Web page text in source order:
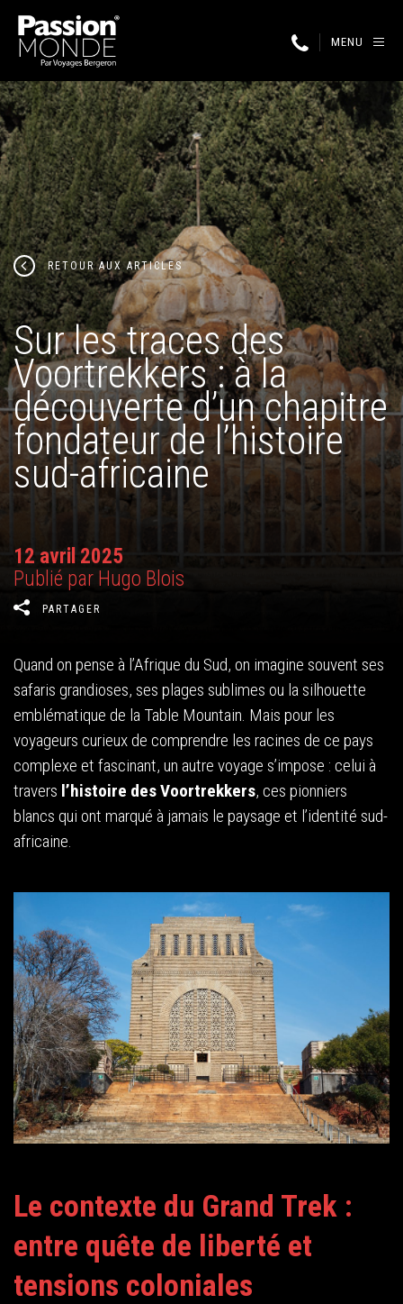
MENU
RETOUR AUX ARTICLES
Sur les traces des
Voortrekkers : à la
découverte d’un chapitre
fondateur de l’histoire
sud-africaine
12 avril 2025
Publié par Hugo Blois
PARTAGER
Quand on pense à l’Afrique du Sud, on imagine souvent ses
safaris grandioses, ses plages sublimes ou la silhouette
emblématique de la Table Mountain. Mais pour les
voyageurs curieux de comprendre les racines de ce pays
complexe et fascinant, un autre voyage s’impose : celui à
travers l’histoire des Voortrekkers, ces pionniers
blancs qui ont marqué à jamais le paysage et l’identité sud-
africaine.
Le contexte du Grand Trek :
entre quête de liberté et
tensions coloniales